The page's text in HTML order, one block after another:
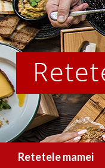
Retetele mamei